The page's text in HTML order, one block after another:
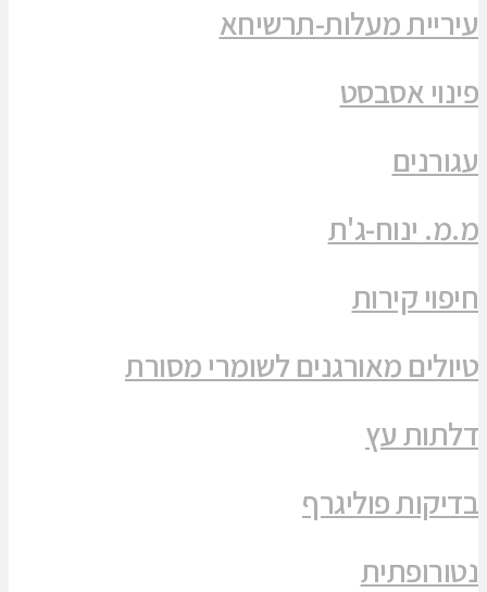
עיריית מעלות-תרשיחא
פינוי אסבסט
עגורנים
מ.מ. ינוח-ג'ת
חיפוי קירות
טיולים מאורגנים לשומרי מסורת
דלתות עץ
בדיקות פוליגרף
נטורופתית